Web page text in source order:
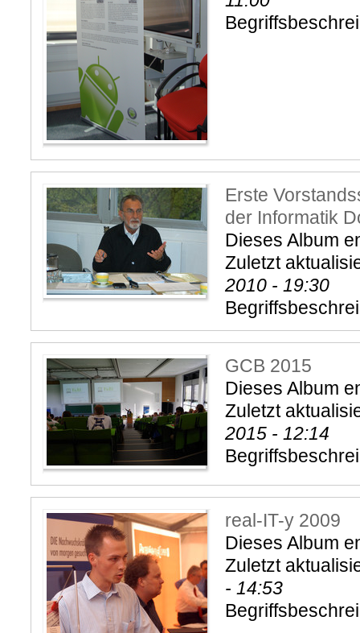
Erste
der Informatik
Dieses Album
Zuletzt
2010 - 19:30
GCB 2015
Dieses Album
Zuletzt
2015 - 12:14
real-IT-y 2009
Dieses Album
Zuletzt
- 14:53